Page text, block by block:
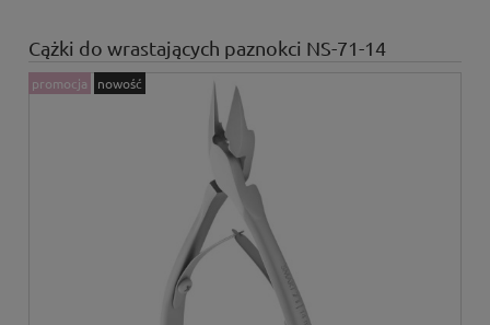
Cążki do wrastających paznokci NS-71-14
promocja nowość